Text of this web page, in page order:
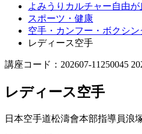
よみうりカルチャー自由が
スポーツ・健康
空手・カンフー・ボクシ
レディース空手
講座コード：202607-11250045
レディース空手
日本空手道松濤會本部指導員浪